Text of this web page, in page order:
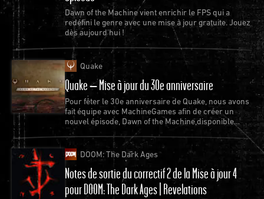
Dawn of the Machine vient enrichir le FPS qui a
redéfini le genre avec une mise à jour gratuite. Jouez
dès aujourd'hui !
Quake
Quake – Mise à jour du 30e anniversaire
Pour fêter le 30e anniversaire de Quake, nous avons
fait équipe avec MachineGames afin de créer un
nouvel épisode, Dawn of the Machine,disponible
gratuitement pour Quake.
DOOM: The Dark Ages
Notes de sortie du correctif 2 de la Mise à jour 4
pour DOOM: The Dark Ages | Revelations